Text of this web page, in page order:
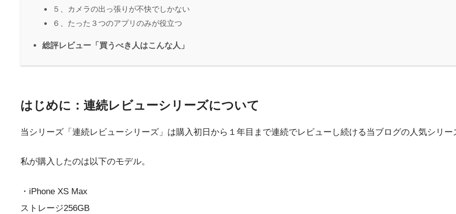
５、カメラの出っ張りが不快でしかない
６、たった３つのアプリのみが役立つ
総評レビュー「買うべき人はこんな人」
はじめに：連続レビューシリーズについて
当シリーズ「連続レビューシリーズ」は購入初日から１年目まで連続でレビューし続ける当ブログの人気シリー
私が購入したのは以下のモデル。
・iPhone XS Max
ストレージ256GB